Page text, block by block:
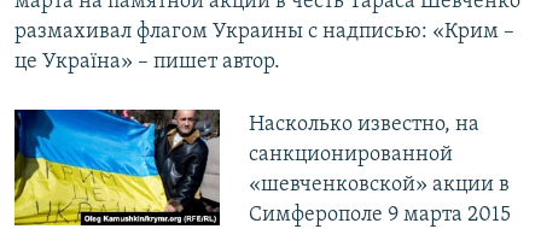
размахивал флагом Украины с надписью: «Крим –
це Україна» – пишет автор.
Насколько известно, на
санкционированной
«шевченковской» акции в
Симферополе 9 марта 2015